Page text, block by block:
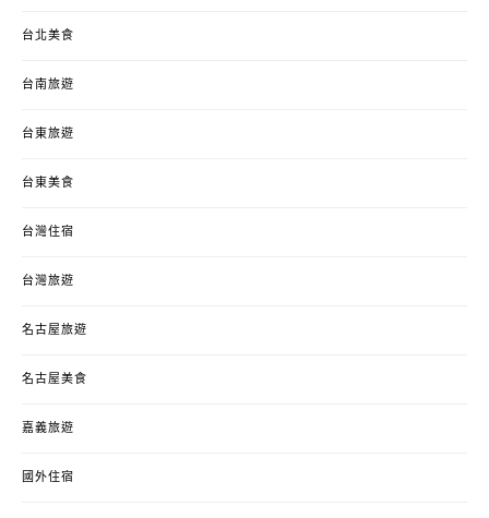
台北美食
台南旅遊
台東旅遊
台東美食
台灣住宿
台灣旅遊
名古屋旅遊
名古屋美食
嘉義旅遊
國外住宿